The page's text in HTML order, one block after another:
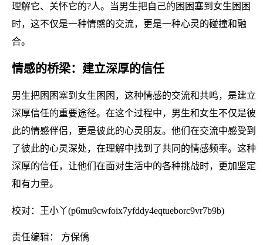
理解它、关怀它的?人。当男生把自己的困困塞到女生困困
时，这不仅是一种情感的交流，更是一种心灵的碰撞和融
合。
情感的桥梁：建立深厚的信任
男生把困困塞到女生困困，这种情感的交流和共鸣，是建立
深厚信任的重要途径。在这个过程中，男生和女生不仅是彼
此的情感伴侣，更是彼此的心灵朋友。他们在交流中感受到
了彼此的心灵深处，在理解中找到了共同的情感频率。这种
深厚的信任，让他们在面对生活中的各种挑战时，更加坚定
和有力量。
校对：王小丫(p6mu9cwfoix7yfddy4eqtueborc9vr7b9b)
责任编辑： 方保僑